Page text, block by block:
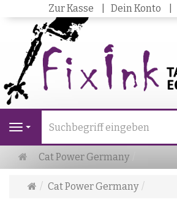
Zur Kasse Dein Konto
Navigation
Startseite
Cat Power Germany
Startseite
Cat Power Germany